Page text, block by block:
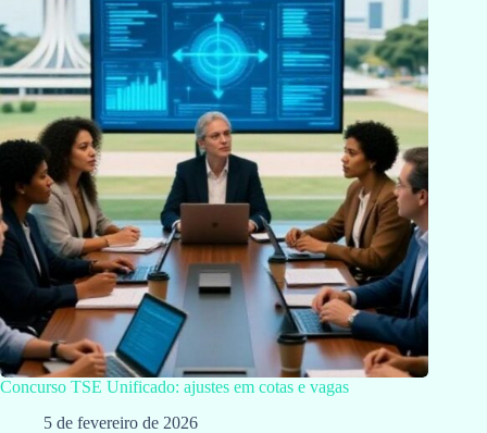
Concurso TSE Unificado: ajustes em cotas e vagas
5 de fevereiro de 2026